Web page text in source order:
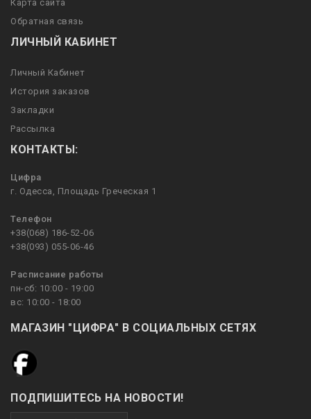
Карта сайта
Обратная связь
ЛИЧНЫЙ КАБИНЕТ
Личный Кабинет
История заказов
Закладки
Рассылка
КОНТАКТЫ:
Цифра
г. Одесса, Площадь Греческая 1
Телефон
+38(068) 186-52-06
+38(093) 055-06-46
Расписание работы
пн-сб: 10:00 - 19:00
вс: 10:00 - 18:00
МАГАЗИН "ЦИФРА" В СОЦИАЛЬНЫХ СЕТЯХ
ПОДПИШИТЕСЬ НА НОВОСТИ!